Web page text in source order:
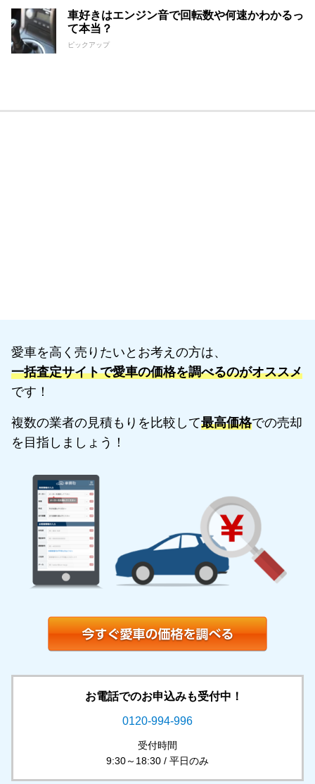
車好きはエンジン音で回転数や何速かわかるっ
て本当？
ピックアップ
愛車を高く売りたいとお考えの方は、
一括査定サイトで愛車の価格を調べるのがオススメ
です！
複数の業者の見積もりを比較して最高価格での売却
を目指しましょう！
お電話でのお申込みも受付中！
0120-994-996
受付時間
9:30～18:30 / 平日のみ